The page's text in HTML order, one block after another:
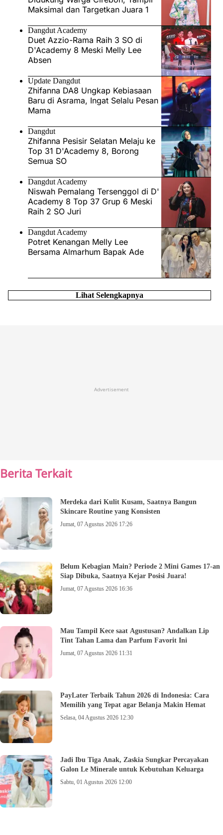
Maksimal dan Targetkan Juara 1
Dangdut Academy
Duet Azzio-Rama Raih 3 SO di
D'Academy 8 Meski Melly Lee
Absen
Update Dangdut
Zhifanna DA8 Ungkap Kebiasaan
Baru di Asrama, Ingat Selalu Pesan
Mama
Dangdut
Zhifanna Pesisir Selatan Melaju ke
Top 31 D'Academy 8, Borong
Semua SO
Dangdut Academy
Niswah Pemalang Tersenggol di D'
Academy 8 Top 37 Grup 6 Meski
Raih 2 SO Juri
Dangdut Academy
Potret Kenangan Melly Lee
Bersama Almarhum Bapak Ade
Lihat Selengkapnya
Advertisement
Berita Terkait
Merdeka dari Kulit Kusam, Saatnya Bangun
Skincare Routine yang Konsisten
Jumat, 07 Agustus 2026 17:26
Belum Kebagian Main? Periode 2 Mini Games 17-an
Siap Dibuka, Saatnya Kejar Posisi Juara!
Jumat, 07 Agustus 2026 16:36
Mau Tampil Kece saat Agustusan? Andalkan Lip
Tint Tahan Lama dan Parfum Favorit Ini
Jumat, 07 Agustus 2026 11:31
PayLater Terbaik Tahun 2026 di Indonesia: Cara
Memilih yang Tepat agar Belanja Makin Hemat
Selasa, 04 Agustus 2026 12:30
Jadi Ibu Tiga Anak, Zaskia Sungkar Percayakan
Galon Le Minerale untuk Kebutuhan Keluarga
Sabtu, 01 Agustus 2026 12:00